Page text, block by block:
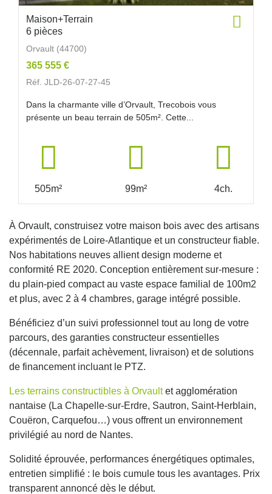
Maison+Terrain
6 pièces
Orvault (44700)
365 555 €
Réf. JLD-26-07-27-45
Dans la charmante ville d’Orvault, Trecobois vous
présente un beau terrain de 505m². Cette...
505m² 99m² 4ch.
À Orvault, construisez votre maison bois avec des artisans
expérimentés de Loire-Atlantique et un constructeur fiable.
Nos habitations neuves allient design moderne et
conformité RE 2020. Conception entièrement sur-mesure :
du plain-pied compact au vaste espace familial de 100m2
et plus, avec 2 à 4 chambres, garage intégré possible.
Bénéficiez d’un suivi professionnel tout au long de votre
parcours, des garanties constructeur essentielles
(décennale, parfait achèvement, livraison) et de solutions
de financement incluant le PTZ.
Les terrains constructibles à Orvaultet agglomération
nantaise (La Chapelle-sur-Erdre, Sautron, Saint-Herblain,
Couëron, Carquefou…) vous offrent un environnement
privilégié au nord de Nantes.
Solidité éprouvée, performances énergétiques optimales,
entretien simplifié : le bois cumule tous les avantages. Prix
transparent annoncé dès le début.